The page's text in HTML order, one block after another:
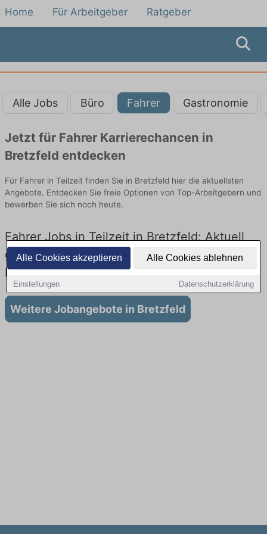
Alle Cookies akzeptieren Alle Cookies ablehnen
Einstellungen Datenschutzerklärung
Home Für Arbeitgeber Ratgeber
Alle Jobs Büro Fahrer Gastronomie
Jetzt für Fahrer Karrierechancen in
Bretzfeld entdecken
Für Fahrer in Teilzeit finden Sie in Bretzfeld hier die aktuellsten
Angebote. Entdecken Sie freie Optionen von Top-Arbeitgebern und
bewerben Sie sich noch heute.
Fahrer Jobs in Teilzeit in Bretzfeld: Aktuell
gibt es keine Stellenangebote für Fahrer in
Bretzfeld
Weitere Jobangebote in Bretzfeld